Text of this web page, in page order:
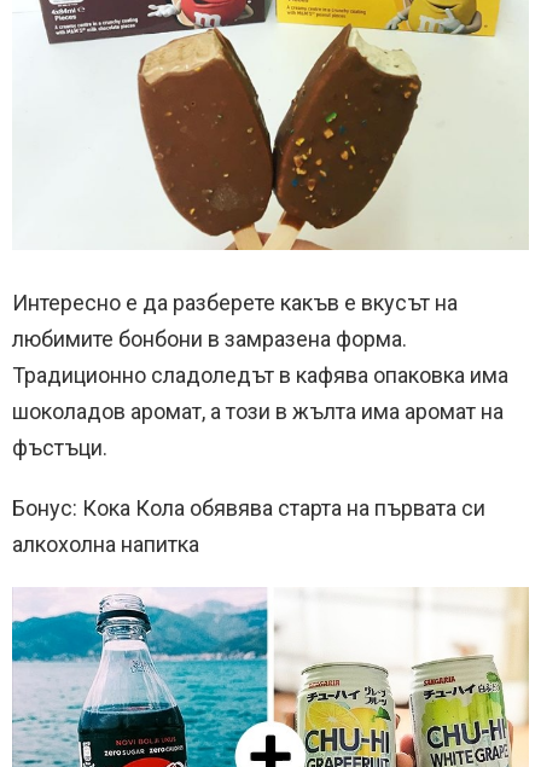
Интересно е да разберете какъв е вкусът на
любимите бонбони в замразена форма.
Традиционно сладоледът в кафява опаковка има
шоколадов аромат, а този в жълта има аромат на
фъстъци.
Бонус: Кока Кола обявява старта на първата си
алкохолна напитка